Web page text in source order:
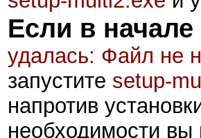
Если в начале
удалась: Файл не
запустите setup-
напротив
необходимости вы